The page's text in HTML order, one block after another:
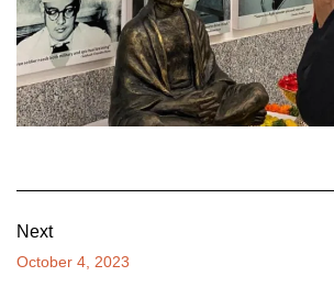
Next
October 4, 2023